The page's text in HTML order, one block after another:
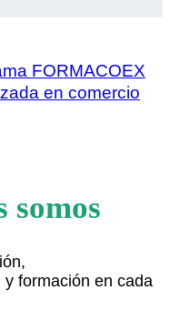
FORMACOEX
en comercio
somos
formación en cada